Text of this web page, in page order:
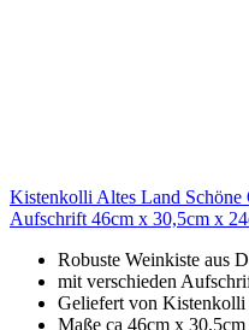
Kistenkolli Altes Land
Aufschrift 46cm x 30,5cm x
Robuste Weinkiste aus
mit verschieden
Geliefert von
Maße ca 46cm x